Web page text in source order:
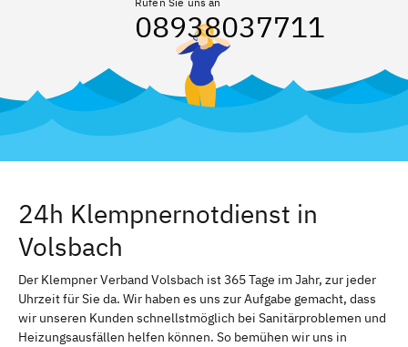
08938037711
24h Klempnernotdienst in
Volsbach
Der Klempner Verband Volsbach ist 365 Tage im Jahr, zur jeder
Uhrzeit für Sie da. Wir haben es uns zur Aufgabe gemacht, dass
wir unseren Kunden schnellstmöglich bei Sanitärproblemen und
Heizungsausfällen helfen können. So bemühen wir uns in